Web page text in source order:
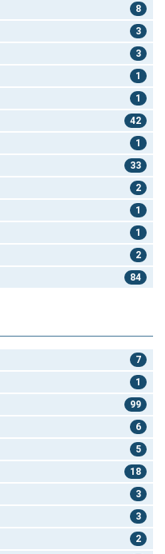
8
3
3
1
1
42
1
33
2
1
1
2
84
7
1
99
6
5
18
3
3
2